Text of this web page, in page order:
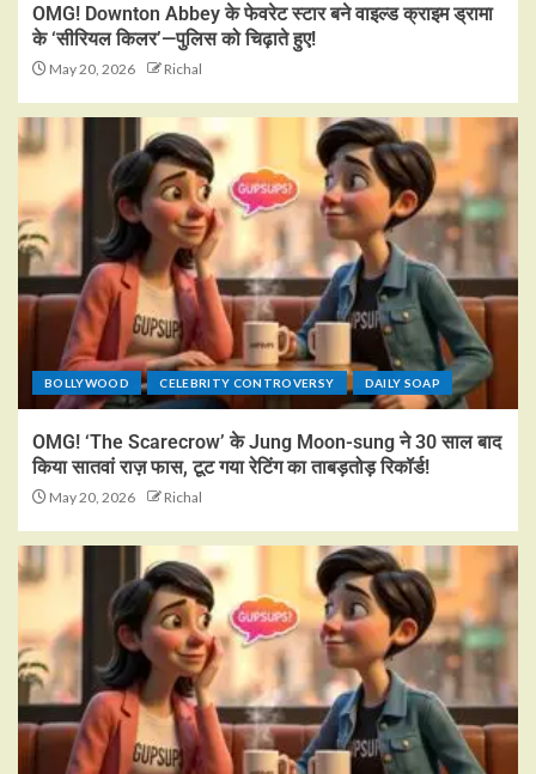
OMG! Downton Abbey के फेवरेट स्टार बने वाइल्ड क्राइम ड्रामा
के ‘सीरियल किलर’—पुलिस को चिढ़ाते हुए!
May 20, 2026 Richal
BOLLYWOOD CELEBRITY CONTROVERSY DAILY SOAP
OMG! ‘The Scarecrow’ के Jung Moon-sung ने 30 साल बाद
किया सातवां राज़ फास, टूट गया रेटिंग का ताबड़तोड़ रिकॉर्ड!
May 20, 2026 Richal